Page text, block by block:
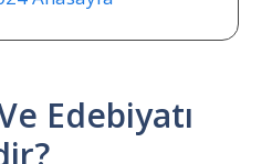
Edebiyatı